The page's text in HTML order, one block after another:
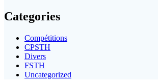
Categories
Compétitions
CPSTH
Divers
FSTH
Uncategorized